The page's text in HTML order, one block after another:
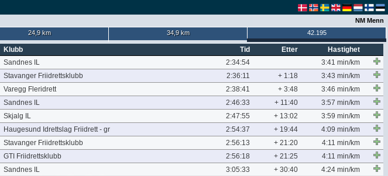
NM Menn
24,9 km 34,9 km 42.195
Klubb Tid Etter
Hastighet
Sandnes IL 2:34:54
3:41 min/km
Stavanger Friidrettsklubb 2:36:11 + 1:18
3:43 min/km
Varegg Fleridrett 2:38:41 + 3:48
3:46 min/km
Sandnes IL 2:46:33 + 11:40
3:57 min/km
Skjalg IL 2:47:55 + 13:02
3:59 min/km
Haugesund Idrettslag Friidrett - gr 2:54:37 + 19:44
4:09 min/km
Stavanger Friidrettsklubb 2:56:13 + 21:20
4:11 min/km
GTI Friidrettsklubb 2:56:18 + 21:25
4:11 min/km
Sandnes IL 3:05:33 + 30:40
4:24 min/km